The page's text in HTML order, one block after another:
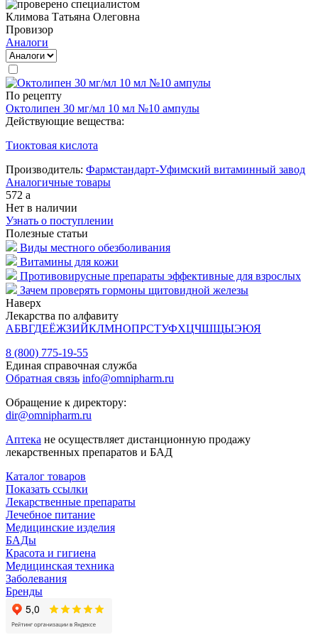
Климова Татьяна Олеговна
Провизор
Аналоги
По рецепту
Октолипен 30 мг/мл 10 мл №10 ампулы
Действующие вещества:
Тиоктовая кислота
Производитель: Фармстандарт-Уфимский витаминный завод
Аналогичные товары
572 a
Нет в наличии
Узнать о поступлении
Полезные статьи
Виды местного обезболивания
Витамины для кожи
Противовирусные препараты эффективные для взрослых
Зачем проверять гормоны щитовидной железы
Наверх
Лекарства по алфавиту
АБВГДЕЁЖЗИЙКЛМНОПРСТУФХЦЧШЩЫЭЮЯ
8 (800) 775-19-55
Единая справочная служба
Обратная связь info@omnipharm.ru
Обращение к директору:
dir@omnipharm.ru
Аптека не осуществляет дистанционную продажу
лекарственных препаратов и БАД
Каталог товаров
Показать ссылки
Лекарственные препараты
Лечебное питание
Медицинские изделия
БАДы
Красота и гигиена
Медицинская техника
Заболевания
Бренды